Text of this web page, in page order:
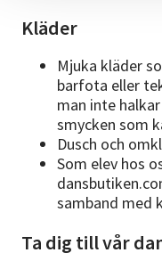
Kläder
Mjuka kläder
barfota eller
man inte
smycken som
Dusch och
Som elev hos
samband med
Ta dig till vår